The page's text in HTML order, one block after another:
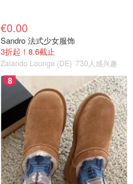
€0.00
Sandro 法式少女服饰
3折起！8.6截止
Zalando Lounge (DE) 730人感兴趣
8